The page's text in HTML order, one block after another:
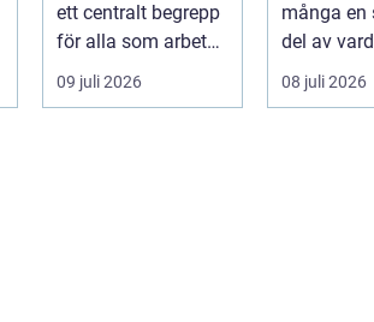
ett centralt begrepp
för alla som arbetar
m...
09 juli 2026
praktiken
många en
del av
men ...
08 juli 2026